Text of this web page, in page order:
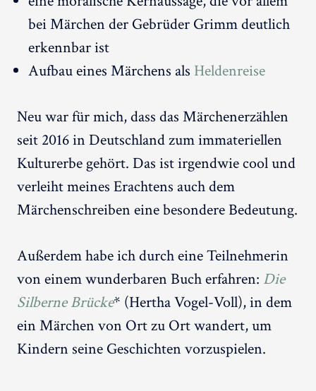
bei Märchen der Gebrüder Grimm deutlich
erkennbar ist
Aufbau eines Märchens als Heldenreise
Neu war für mich, dass das Märchenerzählen
seit 2016 in Deutschland zum immateriellen
Kulturerbe gehört. Das ist irgendwie cool und
verleiht meines Erachtens auch dem
Märchenschreiben eine besondere Bedeutung.
Außerdem habe ich durch eine Teilnehmerin
von einem wunderbaren Buch erfahren: Die
Silberne Brücke* (Hertha Vogel-Voll), in dem
ein Märchen von Ort zu Ort wandert, um
Kindern seine Geschichten vorzuspielen.